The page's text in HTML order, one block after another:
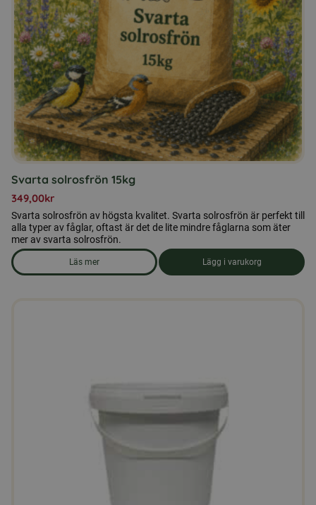
Svarta solrosfrön 15kg
349,00kr
Svarta solrosfrön av högsta kvalitet. Svarta solrosfrön är perfekt till
alla typer av fåglar, oftast är det de lite mindre fåglarna som äter
mer av svarta solrosfrön.
Läs mer
om produkten Svarta solrosfrön 15kg
Lägg i varukorg